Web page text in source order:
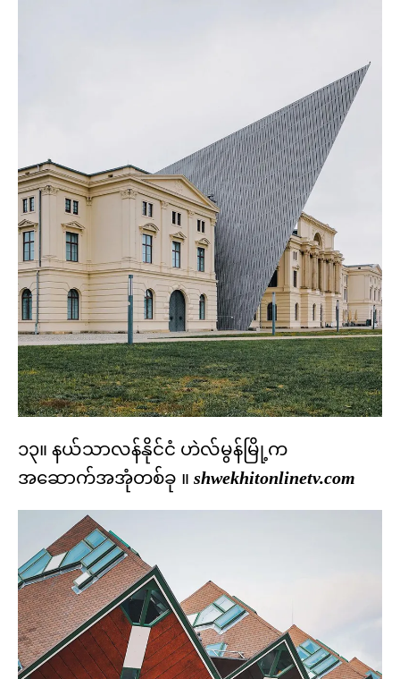
၁၃။ နယ်သာလန်နိုင်ငံ ဟဲလ်မွန်မြို့က
အဆောက်အအုံတစ်ခု ။ shwekhitonlinetv.com